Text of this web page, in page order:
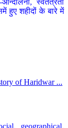
स्वतंत्रता
हुए शहीदों के बारे में
of Haridwar ...